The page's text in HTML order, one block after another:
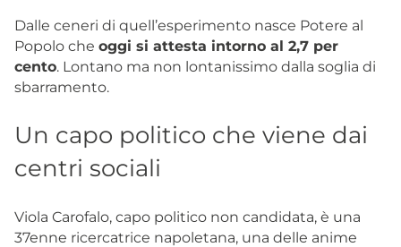
Dalle ceneri di quell’esperimento nasce Potere al
Popolo che oggi si attesta intorno al 2,7 per
cento. Lontano ma non lontanissimo dalla soglia di
sbarramento.
Un capo politico che viene dai
centri sociali
Viola Carofalo, capo politico non candidata, è una
37enne ricercatrice napoletana, una delle anime